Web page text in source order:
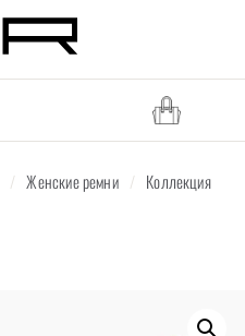
/ Женские ремни / Коллекция